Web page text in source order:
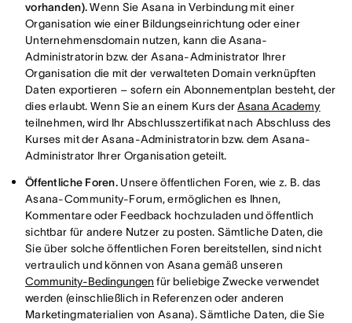
vorhanden).Wenn Sie Asana in Verbindung mit einer
Organisation wie einer Bildungseinrichtung oder einer
Unternehmensdomain nutzen, kann die Asana-
Administratorin bzw. der Asana-Administrator Ihrer
Organisation die mit der verwalteten Domain verknüpften
Daten exportieren – sofern ein Abonnementplan besteht, der
dies erlaubt. Wenn Sie an einem Kurs derAsana Academy
teilnehmen, wird Ihr Abschlusszertifikat nach Abschluss des
Kurses mit der Asana-Administratorin bzw. dem Asana-
Administrator Ihrer Organisation geteilt.
Öffentliche Foren. Unsere öffentlichen Foren, wie z. B. das
Asana-Community-Forum, ermöglichen es Ihnen,
Kommentare oder Feedback hochzuladen und öffentlich
sichtbar für andere Nutzer zu posten. Sämtliche Daten, die
Sie über solche öffentlichen Foren bereitstellen, sind nicht
vertraulich und können von Asana gemäß unseren
Community-Bedingungen für beliebige Zwecke verwendet
werden (einschließlich in Referenzen oder anderen
Marketingmaterialien von Asana). Sämtliche Daten, die Sie